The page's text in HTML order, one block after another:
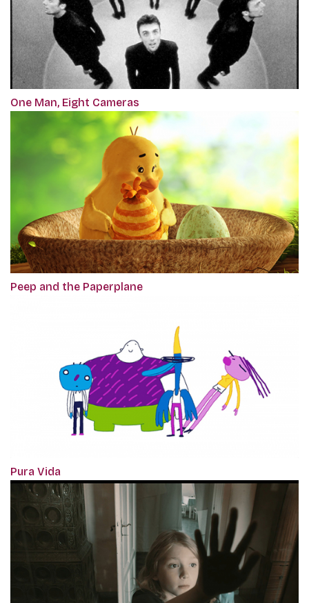
One Man, Eight Cameras
Peep and the Paperplane
Pura Vida